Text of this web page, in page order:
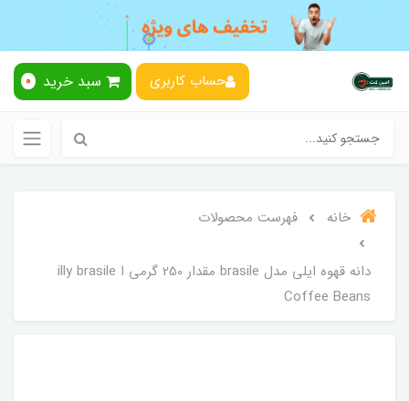
حساب کاربری سبد خرید 0
خانه فهرست محصولات
دانه قهوه ایلی مدل brasile مقدار 250 گرمی ا illy brasile
Coffee Beans